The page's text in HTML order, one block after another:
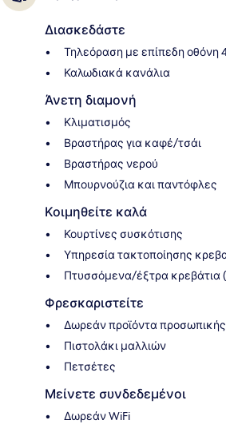
Διασκεδάστε
Τηλεόραση με επίπεδη οθόνη
Καλωδιακά κανάλια
Άνετη διαμονή
Κλιματισμός
Βραστήρας για καφέ/τσάι
Βραστήρας νερού
Μπουρνούζια και παντόφλες
Κοιμηθείτε καλά
Κουρτίνες συσκότισης
Υπηρεσία τακτοποίησης
Πτυσσόμενα/έξτρα κρεβάτια
Φρεσκαριστείτε
Δωρεάν προϊόντα προσωπικής
Πιστολάκι μαλλιών
Πετσέτες
Μείνετε συνδεδεμένοι
Δωρεάν WiFi